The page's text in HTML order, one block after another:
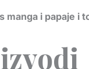
manga i papaje i